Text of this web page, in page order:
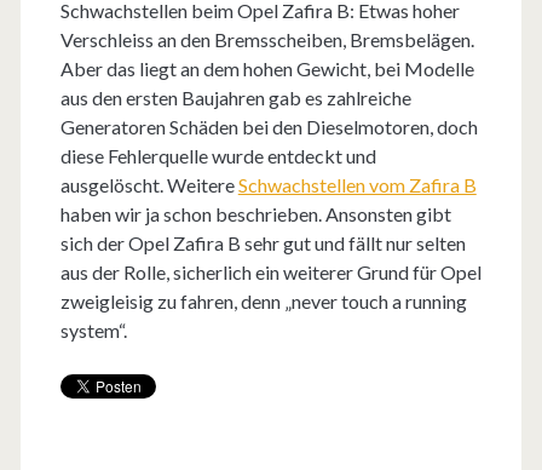
Schwachstellen beim Opel Zafira B: Etwas hoher
Verschleiss an den Bremsscheiben, Bremsbelägen.
Aber das liegt an dem hohen Gewicht, bei Modelle
aus den ersten Baujahren gab es zahlreiche
Generatoren Schäden bei den Dieselmotoren, doch
diese Fehlerquelle wurde entdeckt und
ausgelöscht. WeitereSchwachstellen vom Zafira B
haben wir ja schon beschrieben. Ansonsten gibt
sich der Opel Zafira B sehr gut und fällt nur selten
aus der Rolle, sicherlich ein weiterer Grund für Opel
zweigleisig zu fahren, denn „never touch a running
system“.